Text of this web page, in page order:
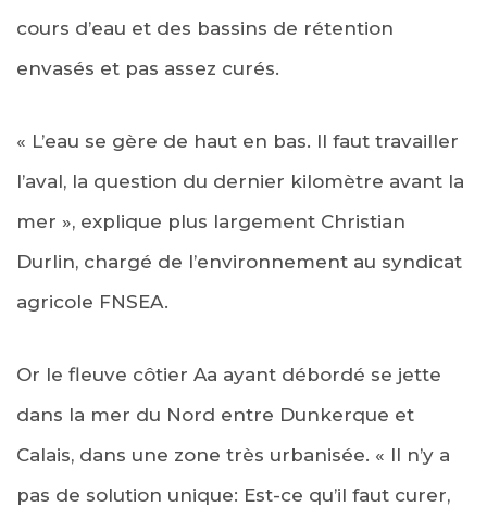
cours d’eau et des bassins de rétention
envasés et pas assez curés.
« L’eau se gère de haut en bas. Il faut travailler
l’aval, la question du dernier kilomètre avant la
mer », explique plus largement Christian
Durlin, chargé de l’environnement au syndicat
agricole FNSEA.
Or le fleuve côtier Aa ayant débordé se jette
dans la mer du Nord entre Dunkerque et
Calais, dans une zone très urbanisée. « Il n’y a
pas de solution unique: Est-ce qu’il faut curer,